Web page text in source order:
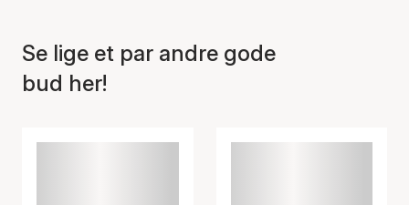
Se lige et par andre gode
bud her!